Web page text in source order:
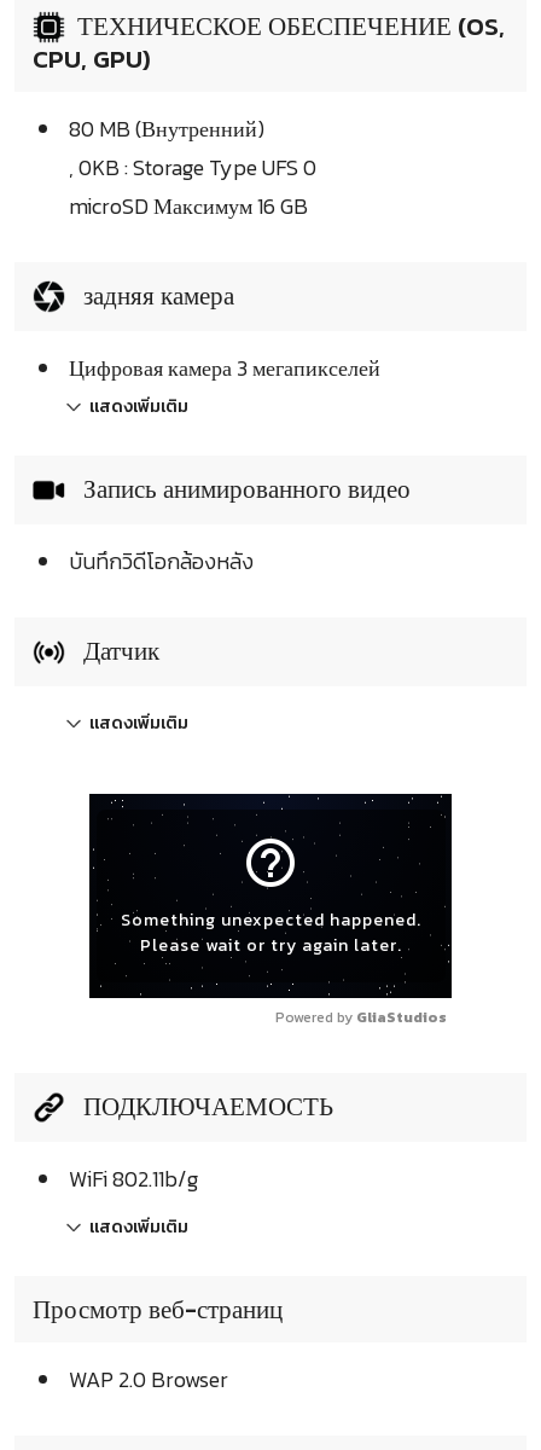
ТЕХНИЧЕСКОЕ ОБЕСПЕЧЕНИЕ (OS,
CPU, GPU)
80 MB (Внутренний)
, 0KB : Storage Type UFS 0
microSD Максимум 16 GB
задняя камера
Цифровая камера 3 мегапикселей
แสดงเพิ่มเติม
Запись анимированного видео
บันทึกวิดีโอกล้องหลัง
Датчик
แสดงเพิ่มเติม
help_outline
Something unexpected happened.
Please wait or try again later.
Powered by GliaStudios
ПОДКЛЮЧАЕМОСТЬ
WiFi 802.11b/g
แสดงเพิ่มเติม
Просмотр веб-страниц
WAP 2.0 Browser